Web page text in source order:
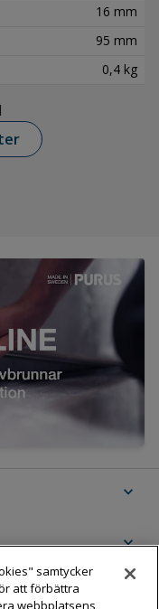
16 mm
95 mm
0,4 kg
expand_more
expand_more
samtycker
att förbättra
webbplatsens